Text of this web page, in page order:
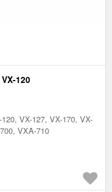
120
VX-127, VX-170, VX-
VXA-710